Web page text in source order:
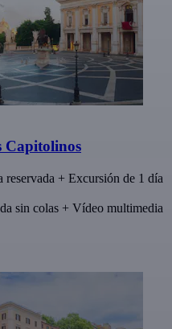
Capitolinos
reservada + Excursión de 1 día
sin colas + Vídeo multimedia